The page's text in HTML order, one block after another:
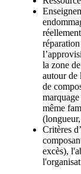
la zone
autour de
de
même
Critères
excès),